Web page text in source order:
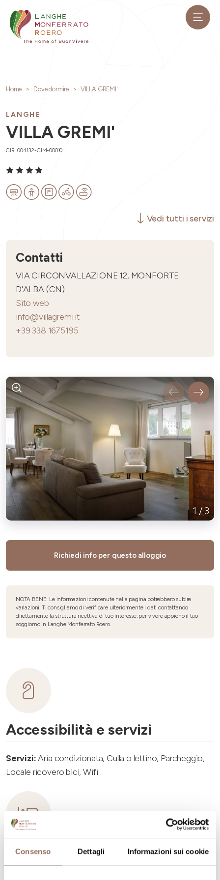
Consenso Dettagli Informazioni sui cookie
Home Dove dormire VILLA GREMI'
LANGHE
VILLA GREMI'
CIR: 004132-CIM-00010
Vedi tutti i servizi
Contatti
VIA CIRCONVALLAZIONE 12, MONFORTE
D'ALBA (CN)
Sito web
info@villagremi.it
+39 338 1675195
1 /3
Richiedi info per questo alloggio
NOTA BENE: Le informazioni contenute nella pagina potrebbero subire
variazioni. Ti consigliamo di verificare ulteriormente i dati contattando
direttamente la struttura ricettiva di tuo interesse, per vivere appieno il tuo
soggiorno in Langhe Monferrato Roero.
Accessibilità e servizi
Servizi:Aria condizionata, Culla o lettino, Parcheggio,
Locale ricovero bici, Wifi
Capacità ricettiva